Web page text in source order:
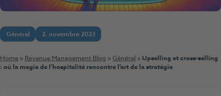
Général 2. novembre 2023
Home » Revenue Management Blog » Général » Upselling et cross-selling
: où la magie de l’hospitalité rencontre l’art de la stratégie